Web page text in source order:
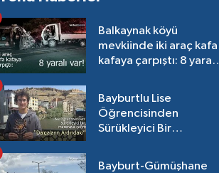
Balkaynak köyü
mevkiinde iki araç kafa
kafaya çarpıştı: 8 yaralı
Bayburtlu Lise
Öğrencisinden
Sürükleyici Bir
Bayburt-Gümüşhane